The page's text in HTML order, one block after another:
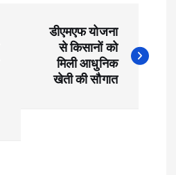
डीएमएफ योजना
से किसानों को
मिली आधुनिक
खेती की सौगात